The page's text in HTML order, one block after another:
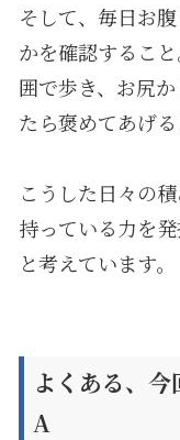
そして、毎日お
かを確認するこ
囲で歩き、お尻
たら褒めてあげる
こうした日々の
持っている力を
と考えています。
よくある、
A